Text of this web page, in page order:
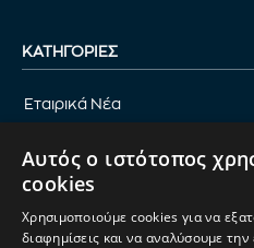
ΚΑΤΗΓΟΡΊΕΣ
Εταιρικά Νέα
Αφιέρωμα
Νέα Προϊόντα
Αυτός ο ιστότοπος
cookies
Χρησιμοποιούμε cookies για να
διαφημίσεις και να αναλύσουμε